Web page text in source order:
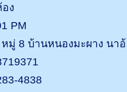
ง
PM
มู่ 8 บ้านหนองมะผาง นาอ้
4838